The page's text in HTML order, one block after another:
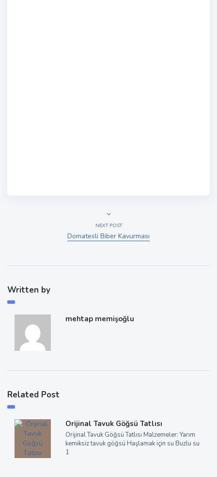
NEXT POST
Domatesli Biber Kavurması
Written by
mehtap memişoğlu
Related Post
Orijinal Tavuk Göğsü Tatlısı
Orijinal Tavuk Göğsü Tatlısı Malzemeler: Yarım
kemiksiz tavuk göğsü Haşlamak için su Buzlu su
1